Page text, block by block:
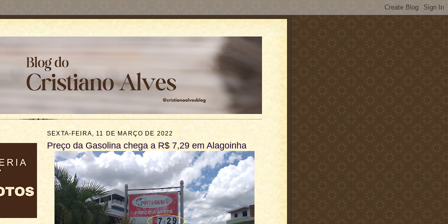
SEXTA-FEIRA, 11 DE MARÇO DE 2022
Preço da Gasolina chega a R$ 7,29 em Alagoinha